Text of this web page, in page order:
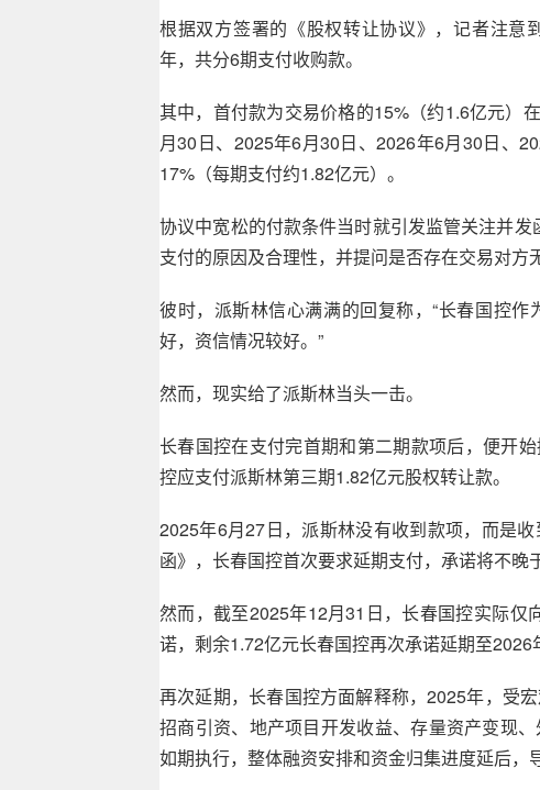
根据双方签署的《股权转让协议》，记者注意
年，共分6期支付收购款。
其中，首付款为交易价格的15%（约1.6亿元）
月30日、2025年6月30日、2026年6月30日、
17%（每期支付约1.82亿元）。
协议中宽松的付款条件当时就引发监管关注并
支付的原因及合理性，并提问是否存在交易对方
彼时，派斯林信心满满的回复称，“长春国控
好，资信情况较好。”
然而，现实给了派斯林当头一击。
长春国控在支付完首期和第二期款项后，便开
控应支付派斯林第三期1.82亿元股权转让款。
2025年6月27日，派斯林没有收到款项，而是
函》，长春国控首次要求延期支付，承诺将不晚
然而，截至2025年12月31日，长春国控实际
诺，剩余1.72亿元长春国控再次承诺延期至2026
再次延期，长春国控方面解释称，2025年，受
招商引资、地产项目开发收益、存量资产变现
如期执行，整体融资安排和资金归集进度延后，